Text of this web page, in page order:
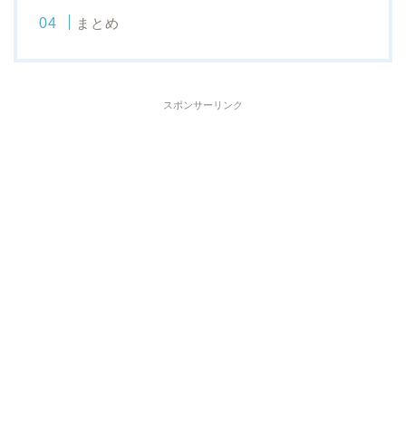
まとめ
スポンサーリンク